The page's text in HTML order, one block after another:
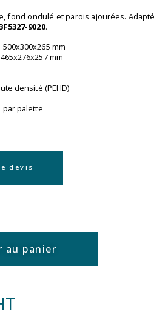
fond ondulé et parois ajourées. Adapté
9020.
mm
mm
densité (PEHD)
par palette
devis
au panier